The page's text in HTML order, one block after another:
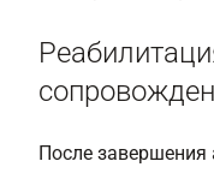
После